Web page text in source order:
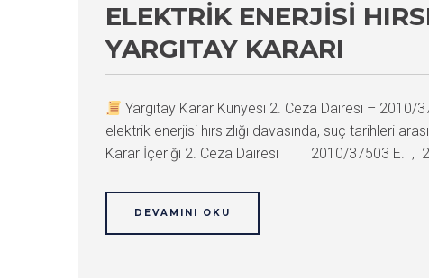
ELEKTRIK ENERJISI
YARGITAY KARARI
Yargıtay Karar Künyesi 2. Ceza Dairesi –
elektrik enerjisi hırsızlığı davasında, suç tarihleri
Karar İçeriği 2. Ceza Dairesi 2010/37503 E. ,
DEVAMINI OKU